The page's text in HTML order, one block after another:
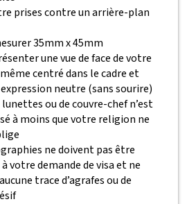
prises contre un arrière-plan
35mm x 45mm
une vue de face de votre
centré dans le cadre et
neutre (sans sourire)
ou de couvre-chef n’est
à moins que votre religion ne
ne doivent pas être
votre demande de visa et ne
trace d’agrafes ou de